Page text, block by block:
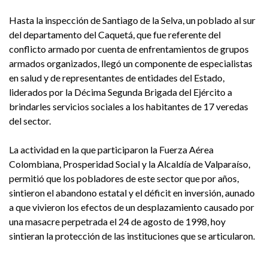
Hasta la inspección de Santiago de la Selva, un poblado al sur
del departamento del Caquetá, que fue referente del
conflicto armado por cuenta de enfrentamientos de grupos
armados organizados, llegó un componente de especialistas
en salud y de representantes de entidades del Estado,
liderados por la Décima Segunda Brigada del Ejército a
brindarles servicios sociales a los habitantes de 17 veredas
del sector.
La actividad en la que participaron la Fuerza Aérea
Colombiana, Prosperidad Social y la Alcaldía de Valparaíso,
permitió que los pobladores de este sector que por años,
sintieron el abandono estatal y el déficit en inversión, aunado
a que vivieron los efectos de un desplazamiento causado por
una masacre perpetrada el 24 de agosto de 1998, hoy
sintieran la protección de las instituciones que se articularon.